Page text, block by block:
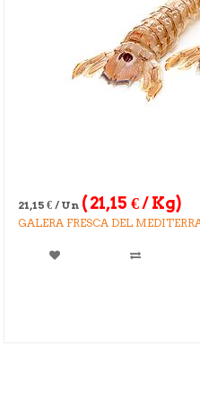
21,15 € / Un (21,15 €/ Kg)
GALERA FRESCA DEL